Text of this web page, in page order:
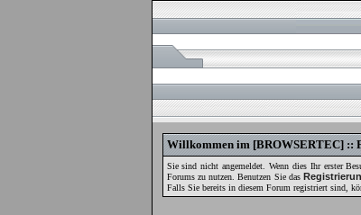
Willkommen im [BROWSERTEC] ::
Sie sind nicht angemeldet. Wenn dies Ihr erster
Forums zu nutzen. Benutzen Sie das
Falls Sie bereits in diesem Forum registriert sind,